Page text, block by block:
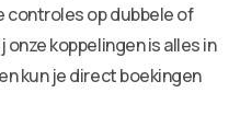
controles op dubbele of
koppelingen is alles in
kun je direct boekingen